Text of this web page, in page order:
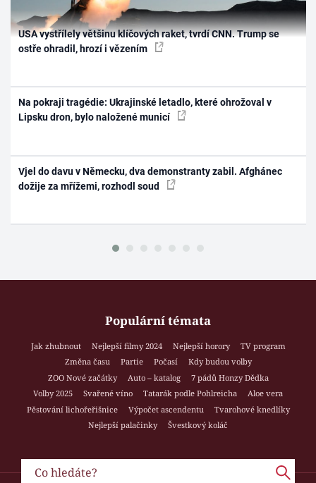
USA vystřílely většinu klíčových raket, tvrdí CNN. Trump se
ostře ohradil, hrozí i vězením
Na pokraji tragédie: Ukrajinské letadlo, které ohrožoval v
Lipsku dron, bylo naložené municí
Vjel do davu v Německu, dva demonstranty zabil. Afghánec
dožije za mřížemi, rozhodl soud
Populární témata
Jak zhubnout Nejlepší filmy 2024 Nejlepší horory
TV program
Změna času
Partie Počasí
Kdy budou volby
ZOO Nové začátky
Auto – katalog
7 pádů Honzy Dědka
Volby 2025
Svařené víno Tatarák podle Pohlreicha
Aloe vera
Pěstování lichořeřišnice
Výpočet ascendentu
Tvarohové knedlíky
Nejlepší palačinky
Švestkový koláč